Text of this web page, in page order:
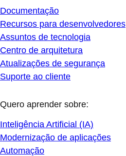
Documentação
Recursos para desenvolvedores
Assuntos de tecnologia
Centro de arquitetura
Atualizações de segurança
Suporte ao cliente
Quero aprender sobre:
Inteligência Artificial (IA)
Modernização de aplicações
Automação